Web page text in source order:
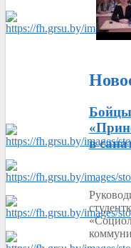
Бойцы
в